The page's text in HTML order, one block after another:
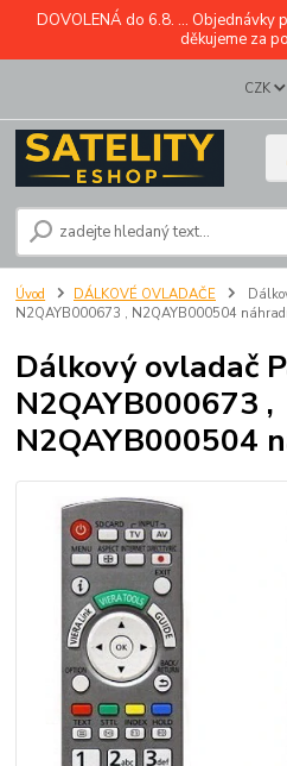
DOVOLENÁ do 6.8. ... Objednávky
děkujeme za
CZK
Úvod DÁLKOVÉ OVLADAČE
N2QAYB000673 , N2QAYB000504
Dálkový ovladač
N2QAYB000673 ,
N2QAYB000504